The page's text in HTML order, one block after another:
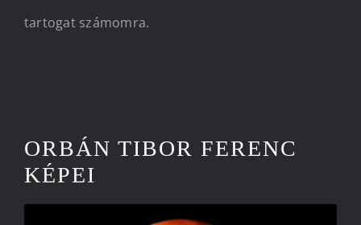
tartogat számomra.
ORBÁN TIBOR FERENC
KÉPEI